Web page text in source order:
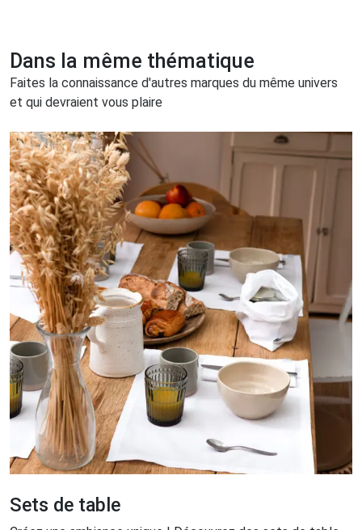
Dans la même thématique
Faites la connaissance d'autres marques du même univers
et qui devraient vous plaire
Sets de table